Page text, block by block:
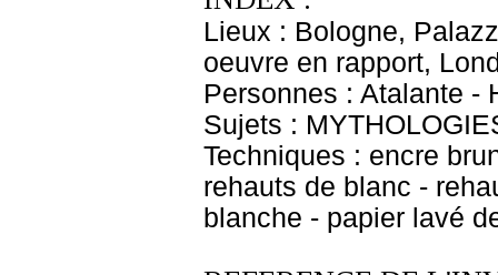
Lieux : Bologne,
oeuvre en rapport,
Personnes : Atalante -
Sujets :
Techniques : encre
rehauts de blanc -
blanche - papier lavé